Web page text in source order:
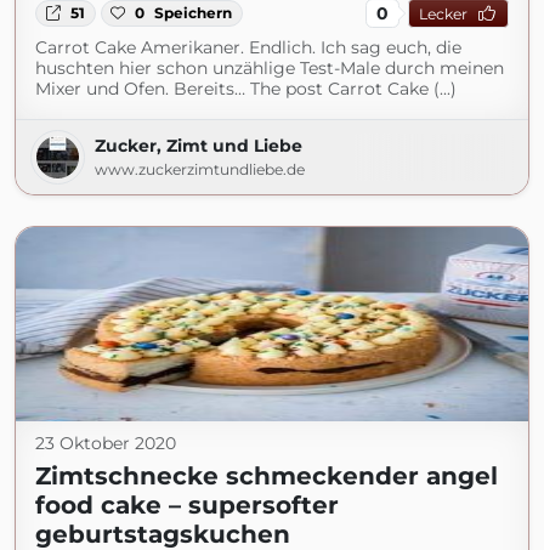
51 0 Speichern 0 Lecker
Carrot Cake Amerikaner. Endlich. Ich sag euch, die
huschten hier schon unzählige Test-Male durch meinen
Mixer und Ofen. Bereits… The post Carrot Cake (...)
Zucker, Zimt und Liebe
www.zuckerzimtundliebe.de
23 Oktober 2020
Zimtschnecke schmeckender angel
food cake – supersofter
geburtstagskuchen